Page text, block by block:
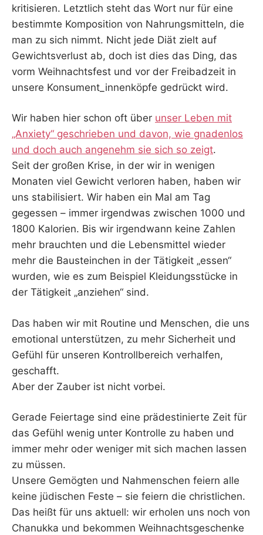
kritisieren. Letztlich steht das Wort nur für eine
bestimmte Komposition von Nahrungsmitteln, die
man zu sich nimmt. Nicht jede Diät zielt auf
Gewichtsverlust ab, doch ist dies das Ding, das
vorm Weihnachtsfest und vor der Freibadzeit in
unsere Konsument_innenköpfe gedrückt wird.
Wir haben hier schon oft über unser Leben mit
„Anxiety“ geschrieben und davon, wie gnadenlos
und doch auch angenehm sie sich so zeigt.
Seit der großen Krise, in der wir in wenigen
Monaten viel Gewicht verloren haben, haben wir
uns stabilisiert. Wir haben ein Mal am Tag
gegessen – immer irgendwas zwischen 1000 und
1800 Kalorien. Bis wir irgendwann keine Zahlen
mehr brauchten und die Lebensmittel wieder
mehr die Bausteinchen in der Tätigkeit „essen“
wurden, wie es zum Beispiel Kleidungsstücke in
der Tätigkeit „anziehen“ sind.
Das haben wir mit Routine und Menschen, die uns
emotional unterstützen, zu mehr Sicherheit und
Gefühl für unseren Kontrollbereich verhalfen,
geschafft.
Aber der Zauber ist nicht vorbei.
Gerade Feiertage sind eine prädestinierte Zeit für
das Gefühl wenig unter Kontrolle zu haben und
immer mehr oder weniger mit sich machen lassen
zu müssen.
Unsere Gemögten und Nahmenschen feiern alle
keine jüdischen Feste – sie feiern die christlichen.
Das heißt für uns aktuell: wir erholen uns noch von
Chanukka und bekommen Weihnachtsgeschenke